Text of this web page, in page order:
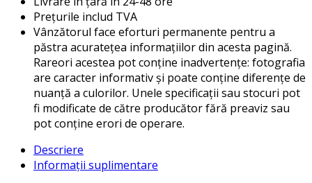
Prețurile includ TVA
Vânzătorul face eforturi permanente pentru a
păstra acuratețea informațiilor din acesta pagină.
Rareori acestea pot conține inadvertențe: fotografia
are caracter informativ și poate conține diferențe de
nuanță a culorilor. Unele specificații sau stocuri pot
fi modificate de către producător fără preaviz sau
pot conține erori de operare.
Descriere
Informații suplimentare